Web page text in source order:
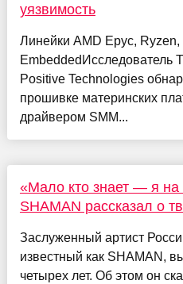
уязвимость
Линейки AMD Epyc,
EmbeddedИсследователь
Positive Technologies
прошивке материнских
драйвером SMM...
«Мало кто знает — я на
SHAMAN рассказал о
Заслуженный артист
известный как SHAMAN,
четырех лет. Об этом он